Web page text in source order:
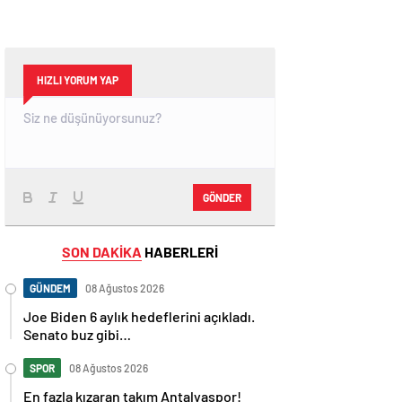
HIZLI YORUM YAP
GÖNDER
SON DAKİKA HABERLERİ
GÜNDEM 08 Ağustos 2026
Joe Biden 6 aylık hedeflerini açıkladı.
Senato buz gibi…
SPOR 08 Ağustos 2026
En fazla kızaran takım Antalyaspor!